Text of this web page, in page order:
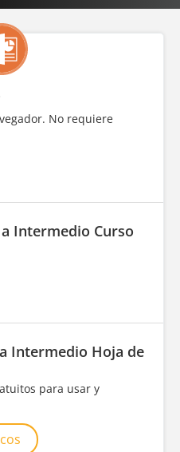
No requiere
Intermedio Curso
Intermedio Hoja de
para usar y